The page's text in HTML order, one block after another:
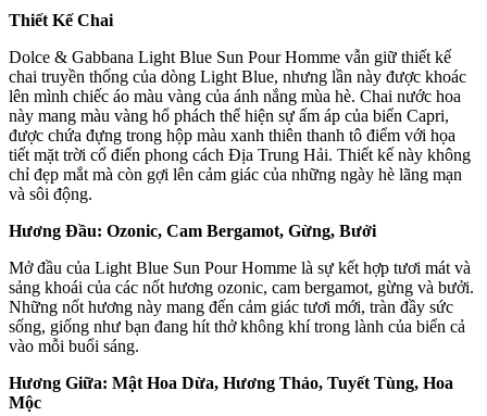
Thiết Kế Chai
Dolce & Gabbana Light Blue Sun Pour Homme vẫn giữ thiết kế
chai truyền thống của dòng Light Blue, nhưng lần này được khoác
lên mình chiếc áo màu vàng của ánh nắng mùa hè. Chai nước hoa
này mang màu vàng hổ phách thể hiện sự ấm áp của biển Capri,
được chứa đựng trong hộp màu xanh thiên thanh tô điểm với họa
tiết mặt trời cổ điển phong cách Địa Trung Hải. Thiết kế này không
chỉ đẹp mắt mà còn gợi lên cảm giác của những ngày hè lãng mạn
và sôi động.
Hương Đầu: Ozonic, Cam Bergamot, Gừng, Bưởi
Mở đầu của Light Blue Sun Pour Homme là sự kết hợp tươi mát và
sảng khoái của các nốt hương ozonic, cam bergamot, gừng và bưởi.
Những nốt hương này mang đến cảm giác tươi mới, tràn đầy sức
sống, giống như bạn đang hít thở không khí trong lành của biển cả
vào mỗi buổi sáng.
Hương Giữa: Mật Hoa Dừa, Hương Thảo, Tuyết Tùng, Hoa
Mộc